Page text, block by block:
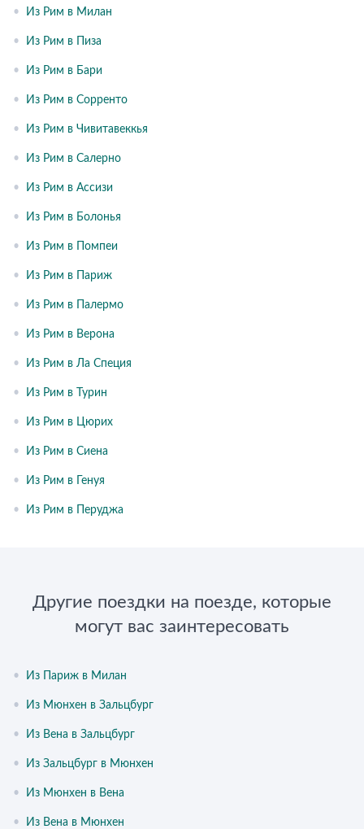
• Из Рим в Милан
• Из Рим в Пиза
• Из Рим в Бари
• Из Рим в Сорренто
• Из Рим в Чивитавеккья
• Из Рим в Салерно
• Из Рим в Ассизи
• Из Рим в Болонья
• Из Рим в Помпеи
• Из Рим в Париж
• Из Рим в Палермо
• Из Рим в Верона
• Из Рим в Ла Специя
• Из Рим в Турин
• Из Рим в Цюрих
• Из Рим в Сиена
• Из Рим в Генуя
• Из Рим в Перуджа
Другие поездки на поезде, которые
могут вас заинтересовать
• Из Париж в Милан
• Из Мюнхен в Зальцбург
• Из Вена в Зальцбург
• Из Зальцбург в Мюнхен
• Из Мюнхен в Вена
• Из Вена в Мюнхен